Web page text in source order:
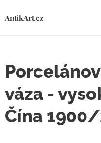
AntikArt.cz
váza -
Čína